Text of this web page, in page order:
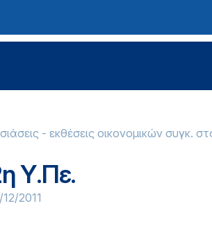
- εκθέσεις οικονομικών συγκ.
Υ.Πε.
12/2011